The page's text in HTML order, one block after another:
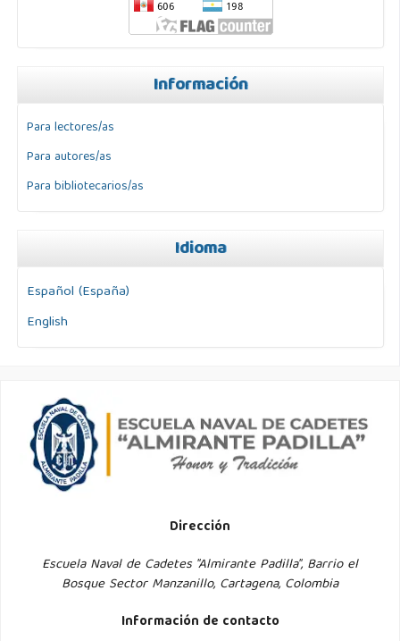
Información
Para lectores/as
Para autores/as
Para bibliotecarios/as
Idioma
Español (España)
English
Dirección
Escuela Naval de Cadetes "Almirante Padilla", Barrio el
Bosque Sector Manzanillo, Cartagena, Colombia
Información de contacto